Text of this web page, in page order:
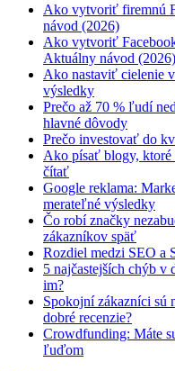
Ako vytvoriť firemnú
návod (2026)
Ako vytvoriť
Aktuálny návod (2026)
Ako nastaviť cielenie
výsledky
Prečo až 70 % ľudí
hlavné dôvody
Prečo investovať do
Ako písať blogy,
čítať
Google reklama:
merateľné výsledky
Čo robí značky
zákazníkov späť
Rozdiel medzi SEO a
5 najčastejších chýb v
im?
Spokojní zákazníci sú
dobré recenzie?
Crowdfunding: Máte
ľuďom